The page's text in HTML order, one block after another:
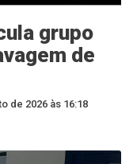
grupo
de
de 2026 às 16:18